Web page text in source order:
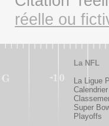
réelle ou
La NFL
La Ligue
Calendrier
Super
Playoffs